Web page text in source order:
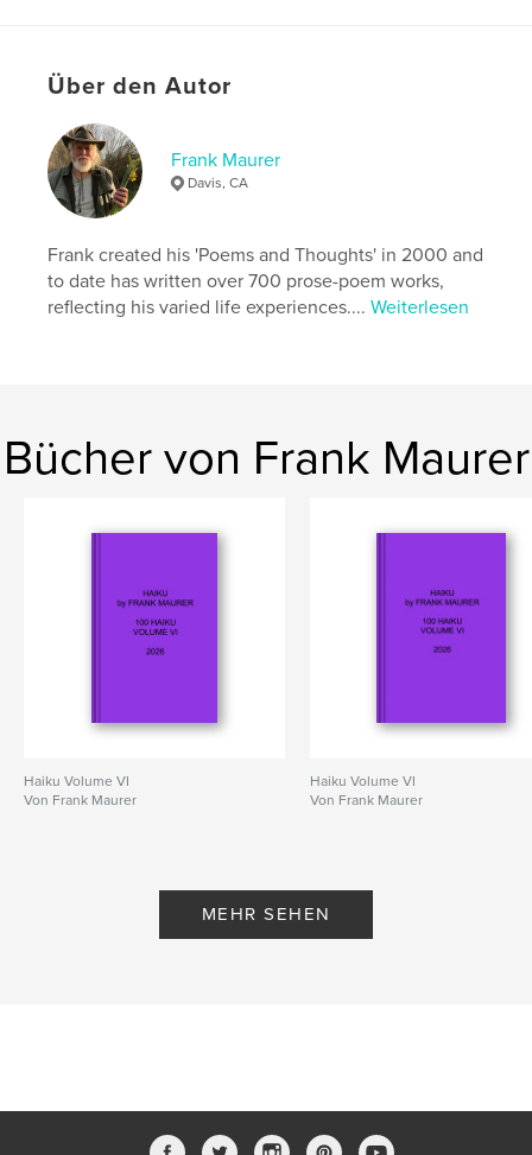
Schlüsselwörter
autobiography. , and ,
Über den Autor
Frank Maurer
Davis, CA
Frank created his 'Poems and Thoughts' in 2000 and
to date has written over 700 prose-poem works,
reflecting his varied life experiences....Weiterlesen
Bücher von Frank Maurer
Haiku Volume VI
Von Frank Maurer
Haiku Volume VI
Von Frank Maurer
MEHR SEHEN